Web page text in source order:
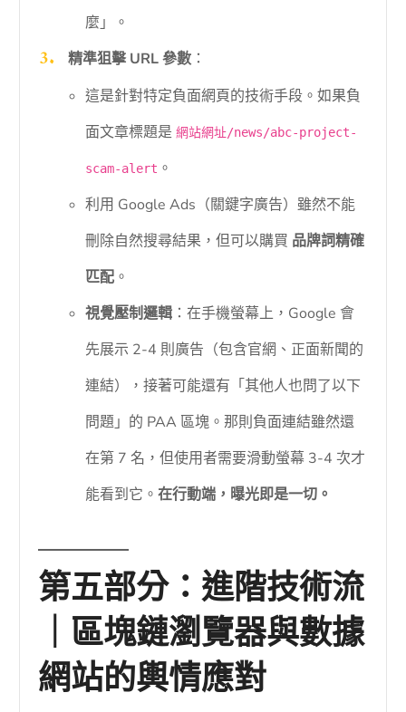
麼」。
精準狙擊 URL 參數：
這是針對特定負面網頁的技術手段。如果負
面文章標題是 網站網址/news/abc-project-
scam-alert 。
利用 Google Ads（關鍵字廣告）雖然不能
刪除自然搜尋結果，但可以購買 品牌詞精確
匹配。
視覺壓制邏輯：在手機螢幕上，Google 會
先展示 2-4 則廣告（包含官網、正面新聞的
連結），接著可能還有「其他人也問了以下
問題」的 PAA 區塊。那則負面連結雖然還
在第 7 名，但使用者需要滑動螢幕 3-4 次才
能看到它。 在行動端，曝光即是一切。
第五部分：進階技術流
｜區塊鏈瀏覽器與數據
網站的輿情應對